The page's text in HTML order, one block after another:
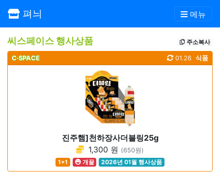
펴늬 메뉴
씨스페이스 행사상품 주소복사
C·SPACE 식품
01.26
진주햄]천하장사더블링25g
1,300 원 (650원)
1+1
개꿀 2026년 01월 행사상품